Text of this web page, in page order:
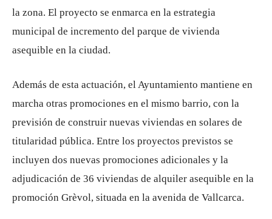
la zona. El proyecto se enmarca en la estrategia
municipal de incremento del parque de vivienda
asequible en la ciudad.
Además de esta actuación, el Ayuntamiento mantiene en
marcha otras promociones en el mismo barrio, con la
previsión de construir nuevas viviendas en solares de
titularidad pública. Entre los proyectos previstos se
incluyen dos nuevas promociones adicionales y la
adjudicación de 36 viviendas de alquiler asequible en la
promoción Grèvol, situada en la avenida de Vallcarca.